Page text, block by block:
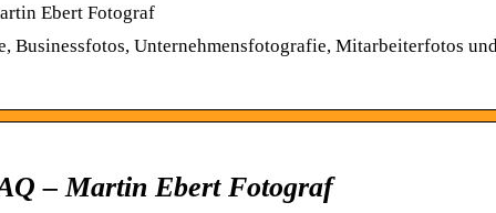
Ebert Fotograf
Businessfotos, Unternehmensfotografie, Mitarbeiterfotos und
– Martin Ebert Fotograf